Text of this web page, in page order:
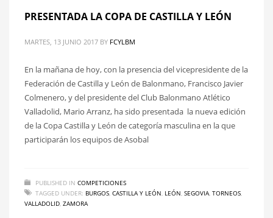
PRESENTADA LA COPA DE CASTILLA Y LEÓN
MARTES, 13 JUNIO 2017 BY FCYLBM
En la mañana de hoy, con la presencia del vicepresidente de la
Federación de Castilla y León de Balonmano, Francisco Javier
Colmenero, y del presidente del Club Balonmano Atlético
Valladolid, Mario Arranz, ha sido presentada la nueva edición
de la Copa Castilla y León de categoría masculina en la que
participarán los equipos de Asobal
PUBLISHED IN COMPETICIONES
TAGGED UNDER: BURGOS CASTILLA Y LEÓN LEÓN SEGOVIA TORNEOS
VALLADOLID ZAMORA